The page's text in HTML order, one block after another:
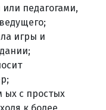
педагогами,
игры и
ых с простых